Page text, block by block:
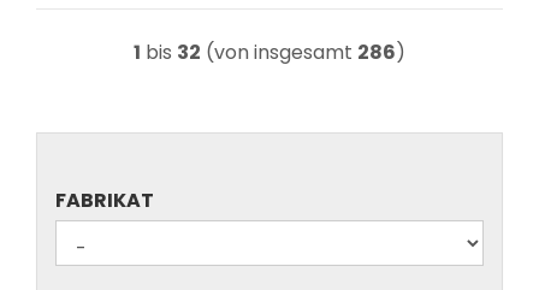
1 bis 32 (von insgesamt 286)
FABRIKAT
FABRIKAT